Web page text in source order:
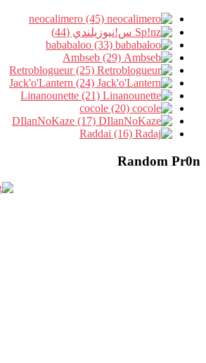
س!نيوزيلندي (44)
Random Pr0n